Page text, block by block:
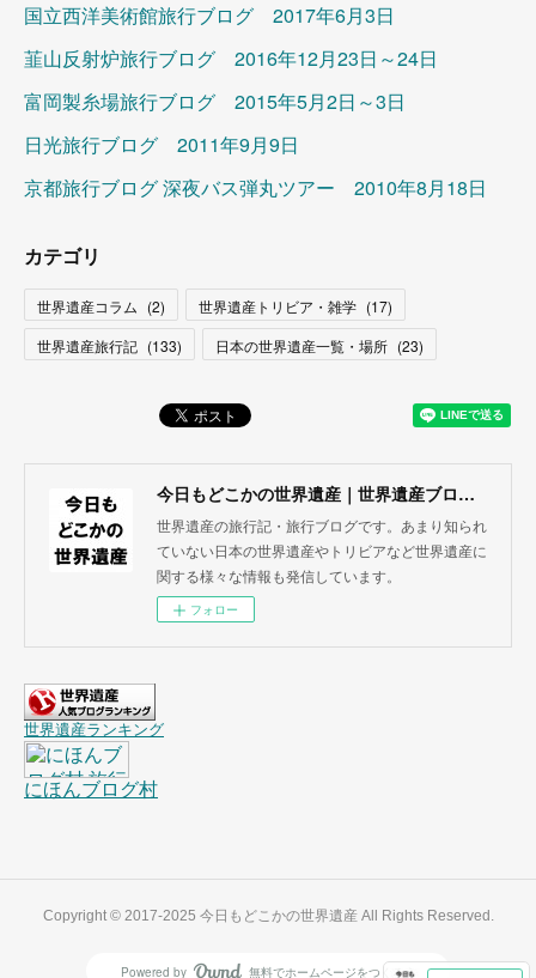
国立西洋美術館旅行ブログ 2017年6月3日
韮山反射炉旅行ブログ 2016年12月23日～24日
富岡製糸場旅行ブログ 2015年5月2日～3日
日光旅行ブログ 2011年9月9日
京都旅行ブログ 深夜バス弾丸ツアー 2010年8月18日
カテゴリ
世界遺産コラム (2) 世界遺産トリビア・雑学 (17)
世界遺産旅行記 (133) 日本の世界遺産一覧・場所 (23)
今日もどこかの世界遺産｜世界遺産ブログ・旅行記
世界遺産の旅行記・旅行ブログです。あまり知られ
ていない日本の世界遺産やトリビアなど世界遺産に
関する様々な情報も発信しています。
フォロー
Copyright © 2017-2025 今日もどこかの世界遺産 All Rights Reserved.
Powered by 無料でホームページをつくろう